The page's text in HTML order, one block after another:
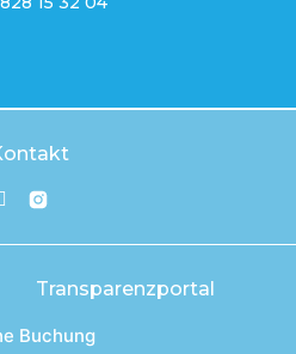
Transparenzportal
Buchung